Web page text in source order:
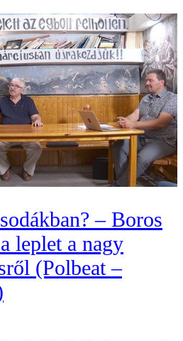
– Boros
leplet a nagy
(Polbeat –